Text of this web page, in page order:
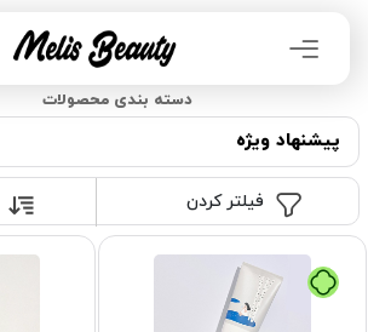
دسته بندی محصولات
پیشنهاد ویژه
فیلتر کردن